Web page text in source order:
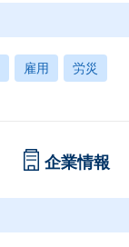
雇用 労災
企業情報